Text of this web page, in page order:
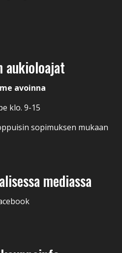
aukioloajat
avoinna
klo. 9-15
sopimuksen mukaan
mediassa